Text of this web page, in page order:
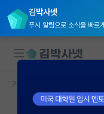
김박사넷
푸시 알림으로 소식을 빠르게
대학원생 모집
커뮤니티 홈